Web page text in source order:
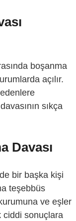
boşanma
açılır.
sıkça
Davası
bir başka kişi
teşebbüs
ve eşler
ciddi sonuçlara